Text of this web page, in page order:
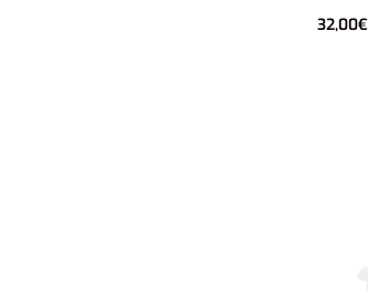
32,00€